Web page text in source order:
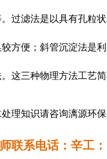
过滤法是以具有孔
方便；斜管沉淀法是
这三种物理方法工艺
理知识请咨询漓源环保
联系电话：辛工